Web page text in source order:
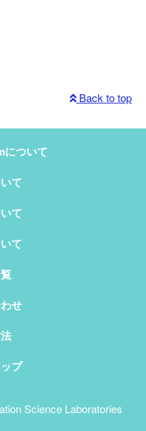
Back to top
ついて
て
て
て
せ
プ
Science Laboratories